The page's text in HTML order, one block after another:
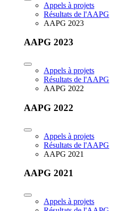
Appels à projets
Résultats de l'AAPG
AAPG 2023
AAPG 2023
Appels à projets
Résultats de l'AAPG
AAPG 2022
AAPG 2022
Appels à projets
Résultats de l'AAPG
AAPG 2021
AAPG 2021
Appels à projets